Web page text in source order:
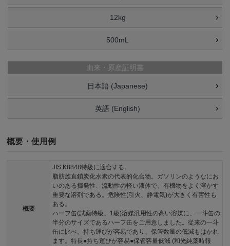
12kg
500mL
由来・原産証明書
日本語 (Japanese)
英語 (English)
概要・使用例
概要
JIS K8848特級に適合する。
脂肪族直鎖炭化水素の代表的化合物。ガソリンのようなにお
いのある揮発性、流動性の軽い液体で、有機物をよく溶かす
重要な溶剤である。危険性(引火、静電気)が大きく有害性も
ある。
ハーフ缶(試薬特級、1級)溶媒汎用性の高い溶媒に、一斗缶の
半分のサイズであるハーフ缶をご用意しました。従来の一斗
缶に比べ、持ち運びが容易であり、保管数量の低減もはかれ
ます。特長●持ち運びが容易●保管容量低減 (和光純薬時報